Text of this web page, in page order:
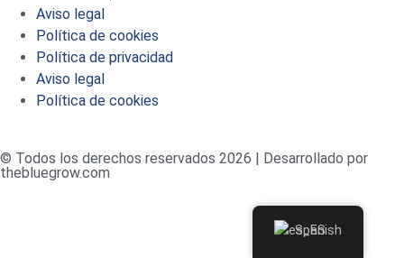
Aviso legal
Política de cookies
Política de privacidad
Aviso legal
Política de cookies
© Todos los derechos reservados 2026 | Desarrollado por
thebluegrow.com
Spanish